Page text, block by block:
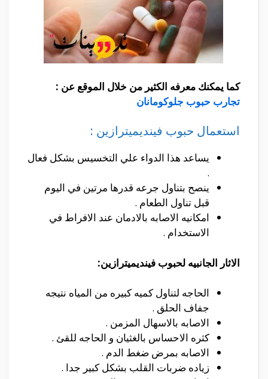
كما يمكنك معرفه الكثير من خلال الموقع عن :
تجارب حبوب جلوكومانان
استعمال حبوب فينديميترازين :
يساعد هذا الدواء علي التخسيس بشكل فعال
.
ينصح بتناول جرعه قدرها مرتين في اليوم
قبل تناول الطعام .
امكانيه الاصابه بالادمان عند الافراط في
الاستخدام .
الاثار الجانبيه لحبوب فينديميترازين:
الحاجه لتناول كميه كبيره من المياه نتيجه
جفاف الحلق .
الاصابه بالاسهال المزمن .
كثره الاحساس بالغثيان و الحاجه للقئ .
الاصابه بمرض ضغط الدم .
زياده ضربات القلب بشكل كبير جدا .